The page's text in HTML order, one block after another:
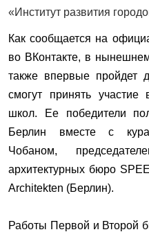
«Институт развития
Как сообщается на
во ВКонтакте, в
также впервые пройдет
смогут принять участие
школ. Ее победители
Берлин вместе с
Чобаном,
архитектурных бюро
Architekten (Берлин).
Работы Первой и Второй